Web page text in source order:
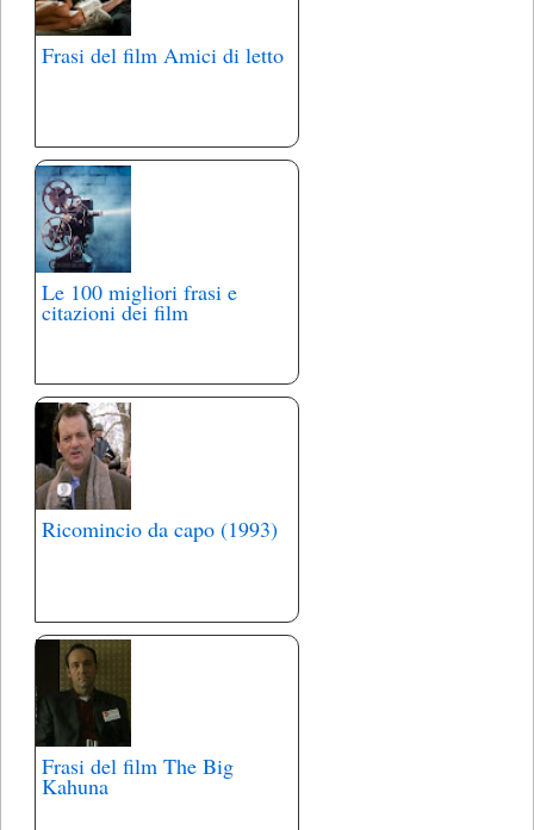
Frasi del film Amici di letto
Le 100 migliori frasi e
citazioni dei film
Ricomincio da capo (1993)
Frasi del film The Big
Kahuna